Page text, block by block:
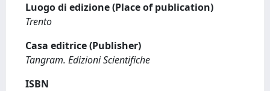
Luogo di edizione (Place of publication)
Trento
Casa editrice (Publisher)
Tangram. Edizioni Scientifiche
ISBN